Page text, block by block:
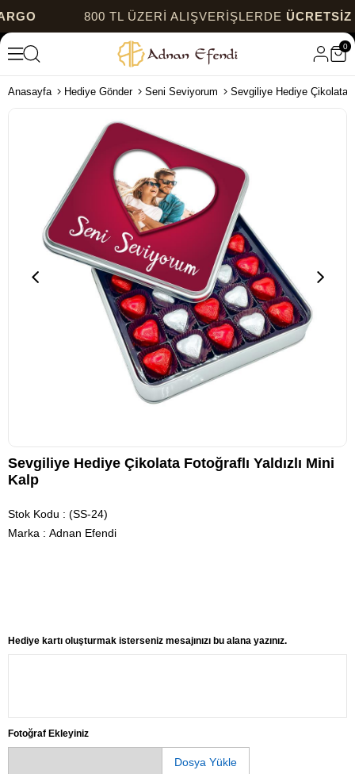
800 TL ÜZERİ ALIŞVERİŞLERDEÜCRETSİZ
0
Anasayfa Hediye Gönder Seni Seviyorum Sevgiliye Hediye Çikolata
Sevgiliye Hediye Çikolata Fotoğraflı Yaldızlı Mini
Kalp
Stok Kodu
(SS-24)
Marka : Adnan Efendi
Hediye kartı oluşturmak isterseniz mesajınızı bu alana yazınız.
Fotoğraf Ekleyiniz
Dosya Yükle